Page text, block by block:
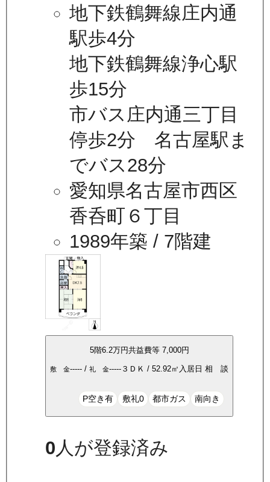
地下鉄鶴舞線庄内通
駅歩4分
地下鉄鶴舞線浄心駅
歩15分
市バス庄内通三丁目
停歩2分 名古屋駅ま
でバス28分
愛知県名古屋市西区
香呑町６丁目
1989年築 / 7階建
5階6.2万円共益費等 7,000円
敷 金----- /礼 金----- ３ＤＫ /52.92㎡ 入居日相 談
P空き有 敷礼0 都市ガス 南向き
0 人が登録済み